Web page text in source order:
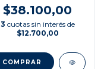
$38.100,00
3 cuotas sin interés de
$12.700,00